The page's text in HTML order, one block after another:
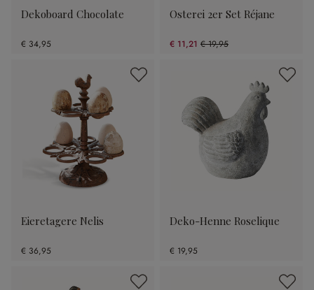
Dekoboard Chocolate
€ 34,95
Osterei 2er Set Réjane
€ 11,21 € 19,95
(43.81% gespart)
Eieretagere Nelis
€ 36,95
Deko-Henne Roselique
€ 19,95